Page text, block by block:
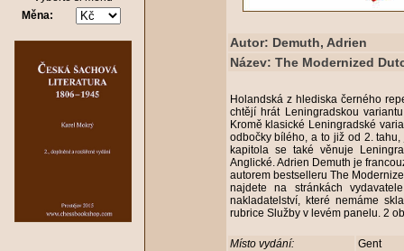
Měna:
Autor: Demuth, Adrien
Název: The Modernized
Holandská z hlediska černého
chtějí hrát Leningradskou
Kromě klasické Leningradské
odbočky bílého, a to již od 2.
kapitola se také věnuje
Anglické. Adrien Demuth je
autorem bestselleru The
najdete na stránkách
nakladatelství, které nemáme
rubrice Služby v levém panelu. 2
Místo vydání:
Gent